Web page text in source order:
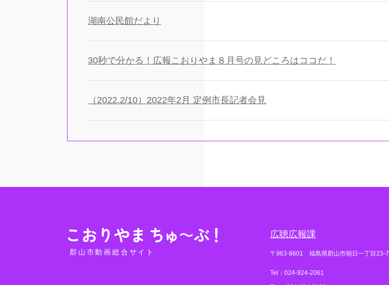
湖南公民館だより
30秒で分かる！広報こおりやま８月号の見どころはココだ！
（2022.2/10）2022年2月 定例市長記者会見
郡山市動画総合サイト
広聴広報課
〒963-8601 福島県郡山市朝日一丁目23-7
Tel：024-924-2061